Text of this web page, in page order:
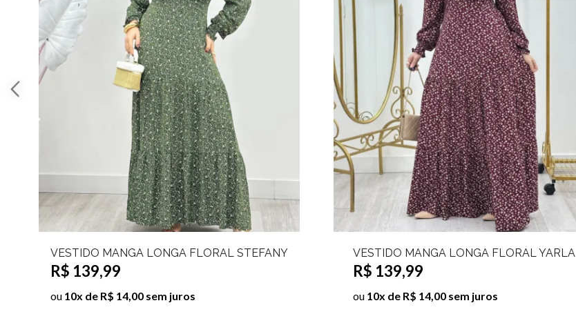
VESTIDO MANGA LONGA FLORAL YARLA
R$ 139,99
ou10x de R$ 14,00 sem juros
VESTIDO CANELADO MANGA LONGA JUJU
R$ 39,99R$ 29,99
ou3x de R$ 10,00 sem juros